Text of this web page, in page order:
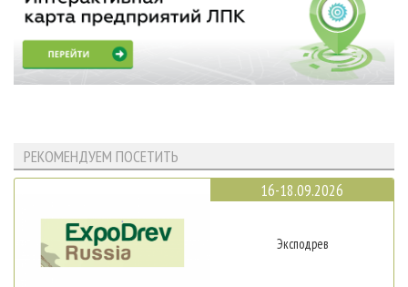
РЕКОМЕНДУЕМ ПОСЕТИТЬ
16-18.09.2026
Эксподрев